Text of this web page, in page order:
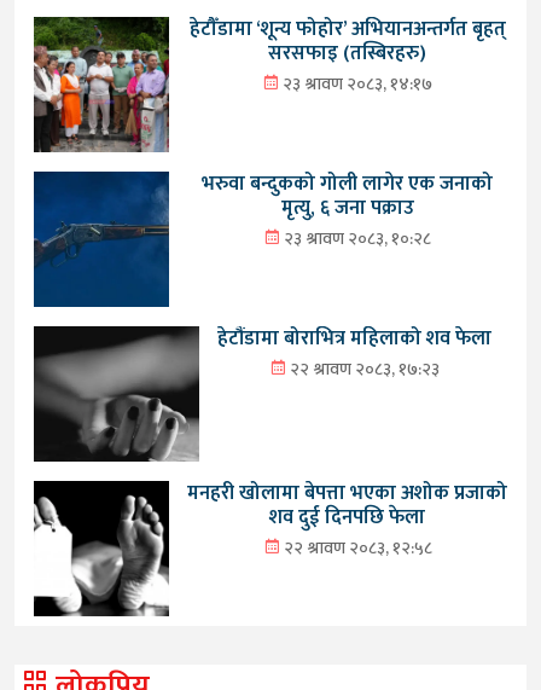
हेटौँडामा ‘शून्य फोहोर’ अभियानअन्तर्गत बृहत्
सरसफाइ (तस्बिरहरु)
२३ श्रावण २०८३, १४:१७
भरुवा बन्दुकको गोली लागेर एक जनाको
मृत्यु, ६ जना पक्राउ
२३ श्रावण २०८३, १०:२८
हेटौंडामा बोराभित्र महिलाको शव फेला
२२ श्रावण २०८३, १७:२३
मनहरी खोलामा बेपत्ता भएका अशोक प्रजाको
शव दुई दिनपछि फेला
२२ श्रावण २०८३, १२:५८